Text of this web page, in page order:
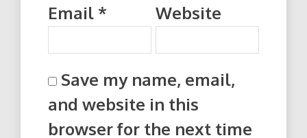
Email * Website
Save my name, email,
and website in this
browser for the next time